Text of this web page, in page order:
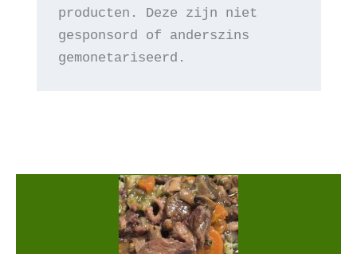
producten. Deze zijn niet
gesponsord of anderszins
gemonetariseerd.